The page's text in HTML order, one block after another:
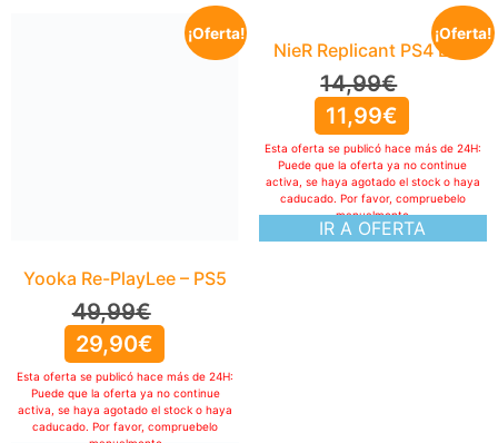
¡Oferta!
Yooka Re-PlayLee – PS5
49,99€
29,90€
Esta oferta se publicó hace más de 24H:
Puede que la oferta ya no continue
activa, se haya agotado el stock o haya
caducado. Por favor, compruebelo
¡Oferta!
NieR Replicant PS4 ESP
14,99€
11,99€
IR A OFERTA
Esta oferta se publicó hace más de 24H:
Puede que la oferta ya no continue
activa, se haya agotado el stock o haya
caducado. Por favor, compruebelo
manualmente